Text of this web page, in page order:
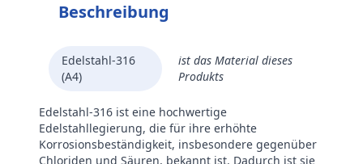
Beschreibung
Edelstahl-316
(A4)
ist das Material dieses
Produkts
Edelstahl-316 ist eine hochwertige
Edelstahllegierung, die für ihre erhöhte
Korrosionsbeständigkeit, insbesondere gegenüber
Chloriden und Säuren, bekannt ist. Dadurch ist sie